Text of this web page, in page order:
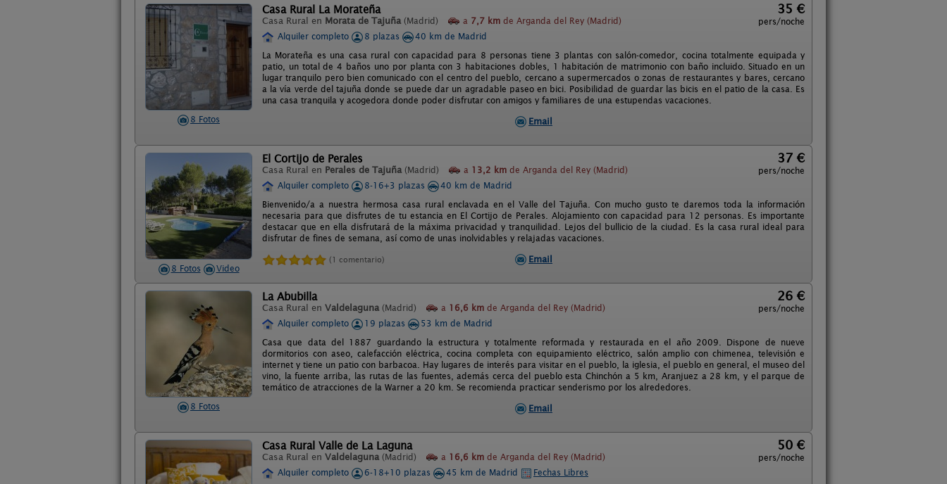
8 Fotos
Casa Rural La Morateña
Casa Rural en Morata de Tajuña (Madrid) a 7,7 km de Arganda del Rey (Madrid)
35 €
pers/noche
Alquiler completo
8 plazas
40 km de Madrid
La Morateña es una casa rural con capacidad para 8 personas tiene 3 plantas con salón-comedor, cocina totalmente equipada y
patio, un total de 4 baños uno por planta con 3 habitaciones dobles, 1 habitación de matrimonio con baño incluido. Situado en un
lugar tranquilo pero bien comunicado con el centro del pueblo, cercano a supermercados o zonas de restaurantes y bares, cercano
a la vía verde del tajuña donde se puede dar un agradable paseo en bici. Posibilidad de guardar las bicis en el patio de la casa. Es
una casa tranquila y acogedora donde poder disfrutar con amigos y familiares de una estupendas vacaciones.
Email
8 Fotos Video
El Cortijo de Perales
Casa Rural en Perales de Tajuña (Madrid) a 13,2 km de Arganda del Rey (Madrid)
37 €
pers/noche
Alquiler completo
8-16+3 plazas
40 km de Madrid
Bienvenido/a a nuestra hermosa casa rural enclavada en el Valle del Tajuña. Con mucho gusto te daremos toda la información
necesaria para que disfrutes de tu estancia en El Cortijo de Perales. Alojamiento con capacidad para 12 personas. Es importante
destacar que en ella disfrutará de la máxima privacidad y tranquilidad. Lejos del bullicio de la ciudad. Es la casa rural ideal para
disfrutar de fines de semana, así como de unas inolvidables y relajadas vacaciones.
(1 comentario) Email
8 Fotos
La Abubilla
Casa Rural en Valdelaguna (Madrid) a 16,6 km de Arganda del Rey (Madrid)
26 €
pers/noche
Alquiler completo
19 plazas
53 km de Madrid
Casa que data del 1887 guardando la estructura y totalmente reformada y restaurada en el año 2009. Dispone de nueve
dormitorios con aseo, calefacción eléctrica, cocina completa con equipamiento eléctrico, salón amplio con chimenea, televisión e
internet y tiene un patio con barbacoa. Hay lugares de interés para visitar en el pueblo, la iglesia, el pueblo en general, el museo del
vino, la fuente arriba, las rutas de las fuentes, además cerca del pueblo esta Chinchón a 5 km, Aranjuez a 28 km, y el parque de
temático de atracciones de la Warner a 20 km. Se recomienda practicar senderismo por los alrededores.
Email
Casa Rural Valle de La Laguna
Casa Rural en Valdelaguna (Madrid) a 16,6 km de Arganda del Rey (Madrid)
50 €
pers/noche
Alquiler completo
6-18+10 plazas 45 km de Madrid
Fechas Libres